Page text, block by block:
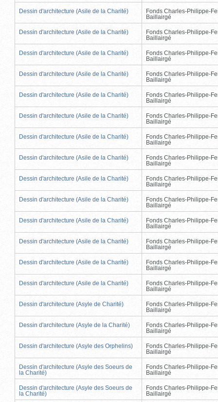
Dessin d'architecture (Asile de la Charité)
Fonds Charles-Philippe-
Baillairgé
Dessin d'architecture (Asile de la Charité)
Fonds Charles-Philippe-
Baillairgé
Dessin d'architecture (Asile de la Charité)
Fonds Charles-Philippe-
Baillairgé
Dessin d'architecture (Asile de la Charité)
Fonds Charles-Philippe-
Baillairgé
Dessin d'architecture (Asile de la Charité)
Fonds Charles-Philippe-
Baillairgé
Dessin d'architecture (Asile de la Charité)
Fonds Charles-Philippe-
Baillairgé
Dessin d'architecture (Asile de la Charité)
Fonds Charles-Philippe-
Baillairgé
Dessin d'architecture (Asile de la Charité)
Fonds Charles-Philippe-
Baillairgé
Dessin d'architecture (Asile de la Charité)
Fonds Charles-Philippe-
Baillairgé
Dessin d'architecture (Asile de la Charité)
Fonds Charles-Philippe-
Baillairgé
Dessin d'architecture (Asile de la Charité)
Fonds Charles-Philippe-
Baillairgé
Dessin d'architecture (Asile de la Charité)
Fonds Charles-Philippe-
Baillairgé
Dessin d'architecture (Asile de la Charité)
Fonds Charles-Philippe-
Baillairgé
Dessin d'architecture (Asile de la Charité)
Fonds Charles-Philippe-
Baillairgé
Dessin d'architecture (Asyle de Charité)
Fonds Charles-Philippe-
Baillairgé
Dessin d'architecture (Asyle de la Charité)
Fonds Charles-Philippe-
Baillairgé
Dessin d'architecture (Asyle des Orphelins)
Fonds Charles-Philippe-
Baillairgé
Dessin d'architecture (Asyle des Soeurs de
la Charité)
Fonds Charles-Philippe-
Baillairgé
Dessin d'architecture (Asyle des Soeurs de
la Charité)
Fonds Charles-Philippe-
Baillairgé